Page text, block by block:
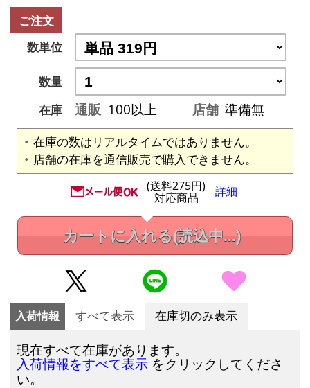
ご注文
数単位
数量
在庫
通販 100以上 店舗 準備無
在庫の数はリアルタイムではありません。
店舗の在庫を通信販売で購入できません。
(送料275円)
対応商品 詳細
カートに入れる(読込中...)
入荷情報 すべて表示 在庫切のみ表示
現在すべて在庫があります。
入荷情報をすべて表示 をクリックしてくださ
い。